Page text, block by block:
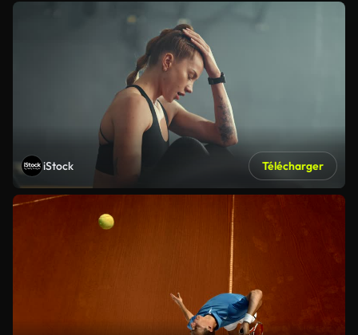
iStock Télécharger